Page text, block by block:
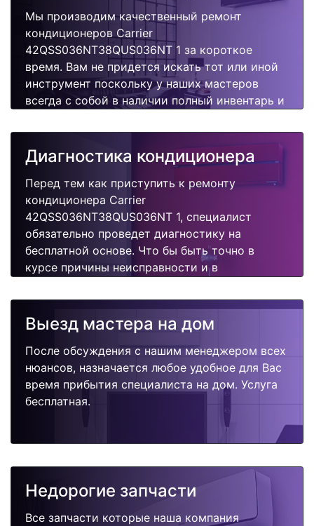
Мы производим качественный ремонт
кондиционеров Carrier
42QSS036NT38QUS036NT 1 за короткое
время. Вам не придется искать тот или иной
инструмент поскольку у наших мастеров
всегда с собой в наличии полный инвентарь и
кондиционера. Отремонтируем быстро,
качественно и недорого.
Диагностика кондиционера
Перед тем как приступить к ремонту
кондиционера Carrier
42QSS036NT38QUS036NT 1, специалист
обязательно проведет диагностику на
бесплатной основе. Что бы быть точно в
курсе причины неисправности и в
вызывать мастера для поиска других
поломок.
Выезд мастера на дом
После обсуждения с нашим менеджером всех
нюансов, назначается любое удобное для Вас
время прибытия специалиста на дом. Услуга
бесплатная.
Недорогие запчасти
Все запчасти которые наша компания